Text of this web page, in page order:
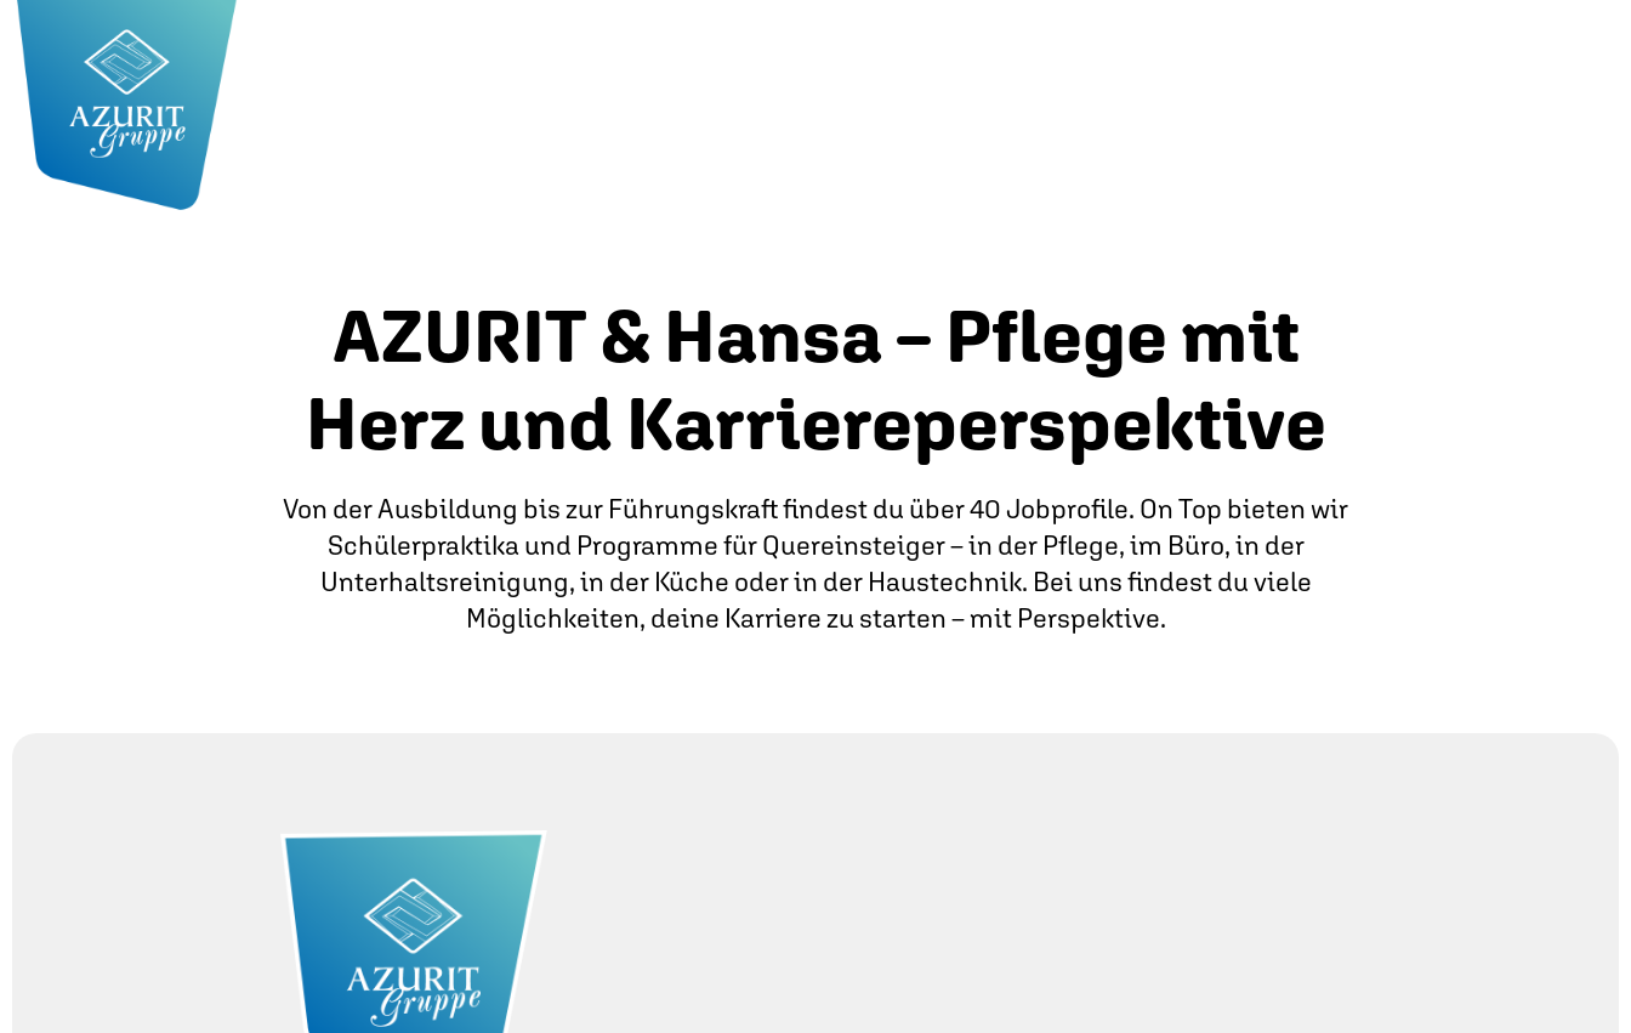
AZURIT & Hansa – Pflege mit
Herz und Karriereperspektive
Von der Ausbildung bis zur Führungskraft findest du über 40 Jobprofile. On Top bieten wir
Schülerpraktika und Programme für Quereinsteiger – in der Pflege, im Büro, in der
Unterhalts­reinigung, in der Küche oder in der Haustechnik. Bei uns findest du viele
Möglichkeiten, deine Karriere zu starten – mit Perspektive.